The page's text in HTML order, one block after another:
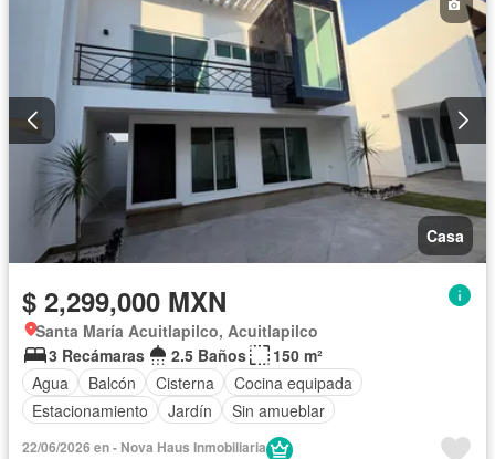
Casa
$ 2,299,000 MXN
Santa María Acuitlapilco, Acuitlapilco
3 Recámaras
2.5 Baños
150 m²
Agua
Balcón Cisterna
Cocina equipada
Estacionamiento
Jardín Sin amueblar
22/06/2026 en - Nova Haus Inmobiliaria